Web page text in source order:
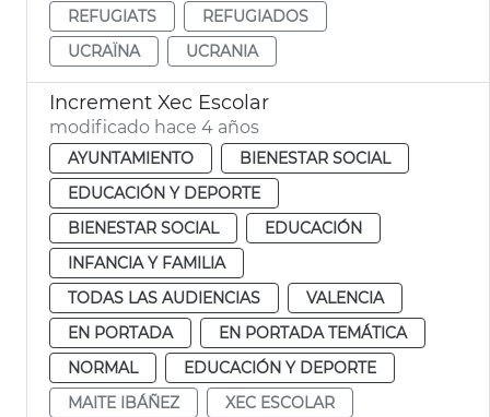
REFUGIATS
REFUGIADOS
UCRAÏNA
UCRANIA
Increment Xec Escolar
modificado hace 4 años
AYUNTAMIENTO
BIENESTAR SOCIAL
EDUCACIÓN Y DEPORTE
BIENESTAR SOCIAL
EDUCACIÓN
INFANCIA Y FAMILIA
TODAS LAS AUDIENCIAS
VALENCIA
EN PORTADA
EN PORTADA TEMÁTICA
NORMAL
EDUCACIÓN Y DEPORTE
MAITE IBÁÑEZ
XEC ESCOLAR